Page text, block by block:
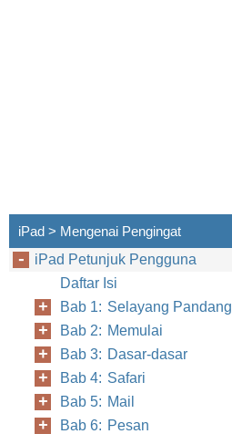
iPad > Mengenai Pengingat
iPad Petunjuk Pengguna
Daftar Isi
Bab 1: Selayang Pandang
Bab 2: Memulai
Bab 3: Dasar-dasar
Bab 4: Safari
Bab 5: Mail
Bab 6: Pesan